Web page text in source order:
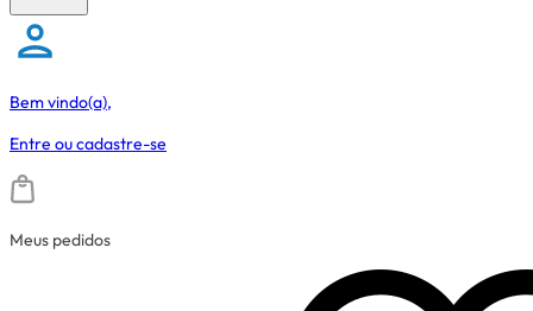
Bem vindo(a),
Entre oucadastre-se
Meus pedidos